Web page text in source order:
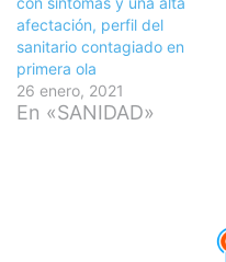
afectación, perfil del
sanitario contagiado en
primera ola
26 enero, 2021
En «SANIDAD»